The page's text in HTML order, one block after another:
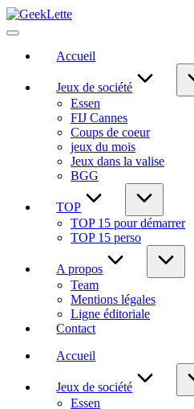
Skip
GeekLette
blog
Accueil
Jeux de société
Essen
FIJ Cannes
Coups de coeur
jeux du mois
Jeux dans la valise
BGG
TOP
TOP 15 pour démarrer
TOP 15 perso
A propos
Team
Mentions légales
Ligne éditoriale
Contact
Accueil
Jeux de société
Essen